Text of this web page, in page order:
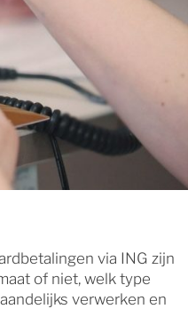
via ING zijn
of niet, welk type
verwerken en